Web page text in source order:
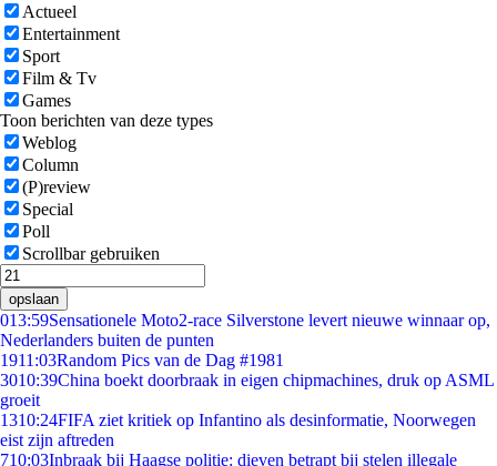
Actueel
Entertainment
Sport
Film & Tv
Games
Toon berichten van deze types
Weblog
Column
(P)review
Special
Poll
Scrollbar gebruiken
opslaan
013:59Sensationele Moto2-race Silverstone levert nieuwe winnaar op,
Nederlanders buiten de punten
1911:03Random Pics van de Dag #1981
3010:39China boekt doorbraak in eigen chipmachines, druk op ASML
groeit
1310:24FIFA ziet kritiek op Infantino als desinformatie, Noorwegen
eist zijn aftreden
710:03Inbraak bij Haagse politie: dieven betrapt bij stelen illegale